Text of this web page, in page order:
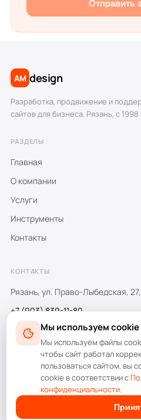
Отправить
AM design
Разработка, продвижение и
сайтов для бизнеса. Рязань, с 1998
РАЗДЕЛЫ
Главная
О компании
Услуги
Инструменты
Контакты
КОНТАКТЫ
Рязань, ул. Право-Лыбедская,
+7 (903) 839-11-80
+7 (4912) 470-777
info@amdesign.ru
© 1998–2026 AMdesign. Все права
Политика конфиденциальности
Мы используем cookie
Мы используем файлы
чтобы сайт работал
пользоваться сайтом, вы
cookie в соответствии с
конфиденциальности.